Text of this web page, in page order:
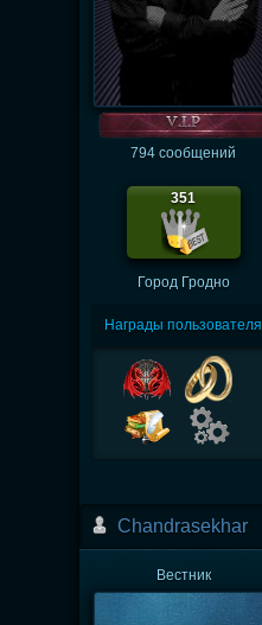
794 сообщений
351
Город Гродно
Награды пользователя
Chandrasekhar
Вестник